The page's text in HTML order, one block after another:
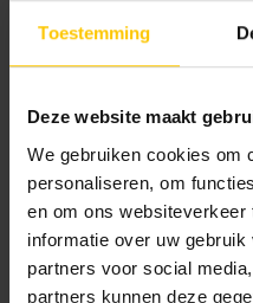
Toestemming
Deze website maakt
We gebruiken cookies om
personaliseren, om
en om ons
informatie over uw
partners voor social
partners kunnen deze
Veenendaal
Hoofdaannemer
Habé Bouwen in Stijl
Overige partijen
Hasselaar Architecten